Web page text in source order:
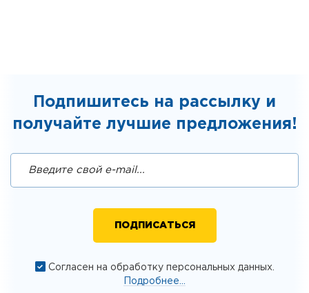
Подпишитесь на рассылку и
получайте лучшие предложения!
Согласен на обработку персональных данных.
Подробнее...